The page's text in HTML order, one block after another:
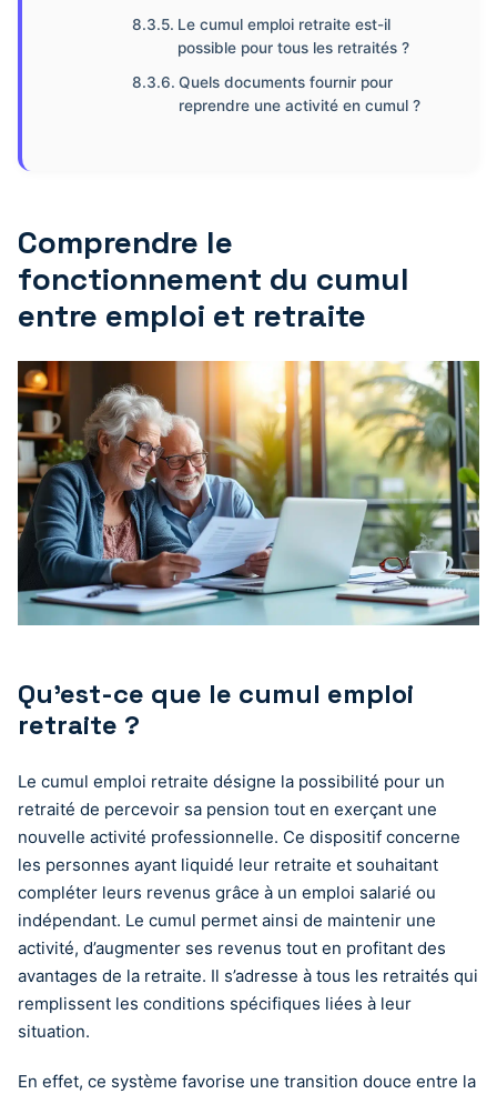
Le cumul emploi retraite est-il
possible pour tous les retraités ?
Quels documents fournir pour
reprendre une activité en cumul ?
Comprendre le
fonctionnement du cumul
entre emploi et retraite
Qu’est-ce que le cumul emploi
retraite ?
Le cumul emploi retraite désigne la possibilité pour un
retraité de percevoir sa pension tout en exerçant une
nouvelle activité professionnelle. Ce dispositif concerne
les personnes ayant liquidé leur retraite et souhaitant
compléter leurs revenus grâce à un emploi salarié ou
indépendant. Le cumul permet ainsi de maintenir une
activité, d’augmenter ses revenus tout en profitant des
avantages de la retraite. Il s’adresse à tous les retraités qui
remplissent les conditions spécifiques liées à leur
situation.
En effet, ce système favorise une transition douce entre la